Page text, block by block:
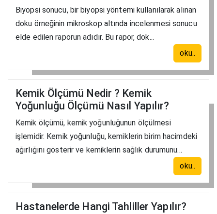
Biyopsi sonucu, bir biyopsi yöntemi kullanılarak alınan
doku örneğinin mikroskop altında incelenmesi sonucu
elde edilen raporun adıdır. Bu rapor, dok...
oku..
Kemik Ölçümü Nedir ? Kemik
Yoğunluğu Ölçümü Nasıl Yapılır?
Kemik ölçümü, kemik yoğunluğunun ölçülmesi
işlemidir. Kemik yoğunluğu, kemiklerin birim hacimdeki
ağırlığını gösterir ve kemiklerin sağlık durumunu...
oku..
Hastanelerde Hangi Tahliller Yapılır?